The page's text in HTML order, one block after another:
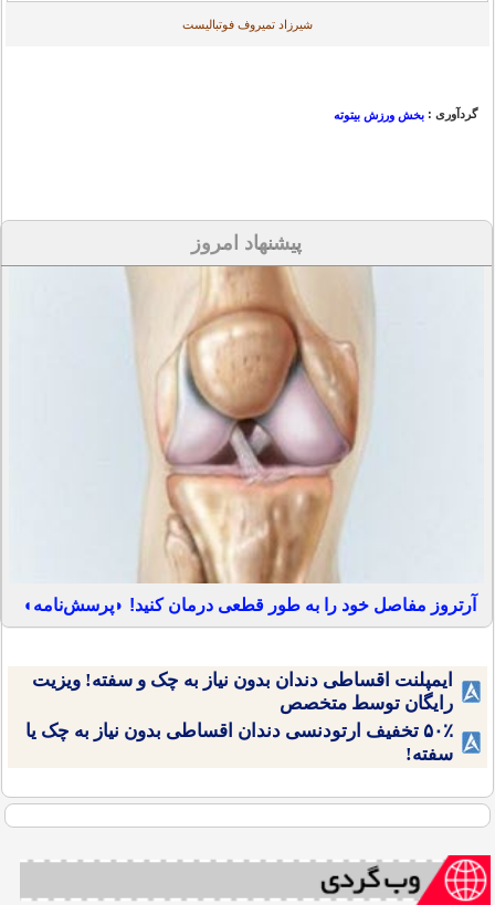
شیرزاد تمیروف فوتبالیست
گردآوری : بخش ورزش بیتوته
پیشنهاد امروز
آرتروز مفاصل خود را به طور قطعی درمان کنید! ◗پرسش‌نامه◖
ایمپلنت اقساطی دندان بدون نیاز به چک و سفته! ویزیت
رایگان توسط متخصص
۵۰٪ تخفیف ارتودنسی دندان اقساطی بدون نیاز به چک یا
سفته!